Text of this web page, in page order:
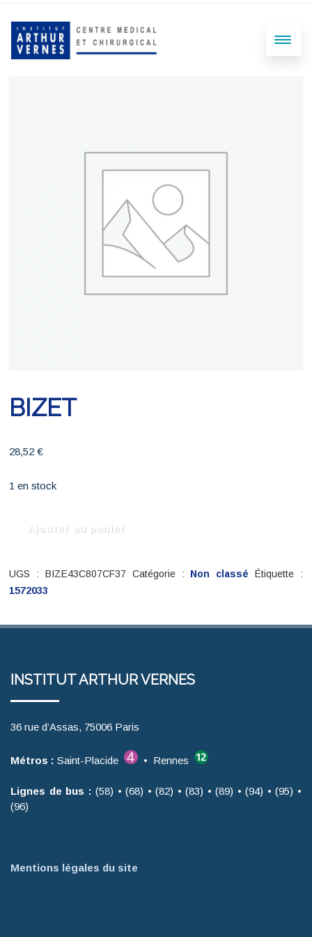
BIZET
28,52€
1 en stock
Ajouter au panier
UGS : BIZE43C807CF37 Catégorie : Non classé
Étiquette :
1572033
INSTITUT ARTHUR VERNES
36 rue d’Assas, 75006 Paris
Métros : Saint-Placide • Rennes
Lignes de bus : (58) • (68) • (82) • (83) • (89) • (94) • (95) •
(96)
Mentions légales du site